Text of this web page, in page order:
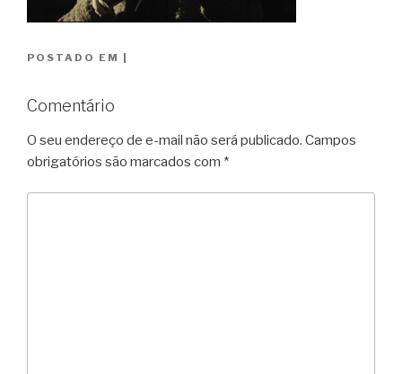
POSTADO EM |
Comentário
O seu endereço de e-mail não será publicado. Campos
obrigatórios são marcados com *